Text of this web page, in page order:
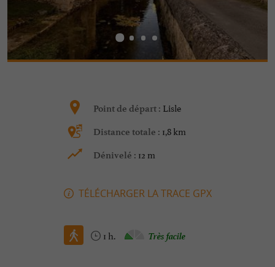
Point de départ : Lisle
Distance totale : 1,8 km
Dénivelé : 12 m
TÉLÉCHARGER LA TRACE GPX
1 h. Très facile